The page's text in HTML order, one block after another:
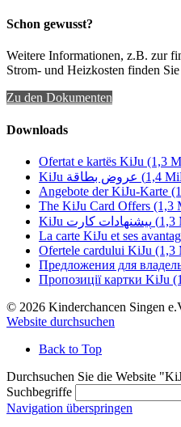
Schon gewusst?
Weitere Informationen, z.B. zur
Strom- und Heizkosten finden
Zu den Dokumenten
Downloads
Ofertat e kartës KiJu (1,3
(1,4
Angebote der KiJu-Karte
The KiJu Card Offers (1,3
La carte KiJu et ses
Ofertele cardului KiJu (1,3
Предложения для
Пропозиції картки KiJu
© 2026 Kinderchancen Singen
Website durchsuchen
Back to Top
Durchsuchen Sie die Website
Suchbegriffe
Navigation überspringen